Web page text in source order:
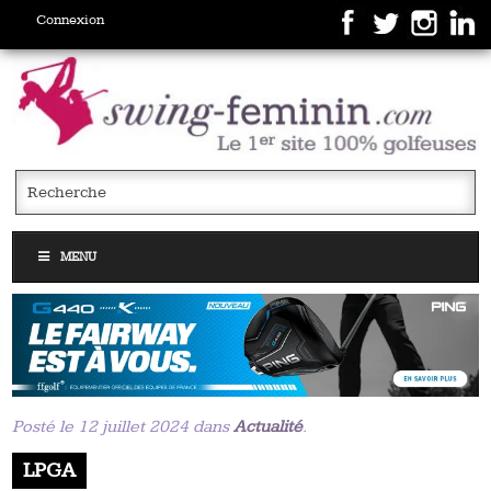
Connexion
MENU
Posté le 12 juillet 2024 dansActualité.
LPGA